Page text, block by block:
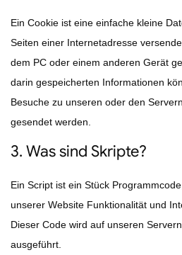
Ein Cookie ist eine einfache kleine
Seiten einer Internetadresse
dem PC oder einem anderen Gerät
darin gespeicherten Informationen
Besuche zu unseren oder den
gesendet werden.
3. Was sind Skripte?
Ein Script ist ein Stück
unserer Website Funktionalität und
Dieser Code wird auf unseren
ausgeführt.